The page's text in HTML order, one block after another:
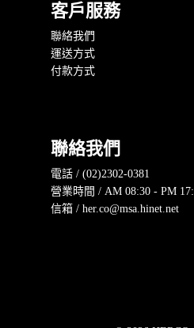
客戶服務
聯絡我們
運送方式
付款方式
聯絡我們
電話 / (02)2302-0381
營業時間 / AM 08:30 - PM
信箱 / her.co@msa.hinet.net